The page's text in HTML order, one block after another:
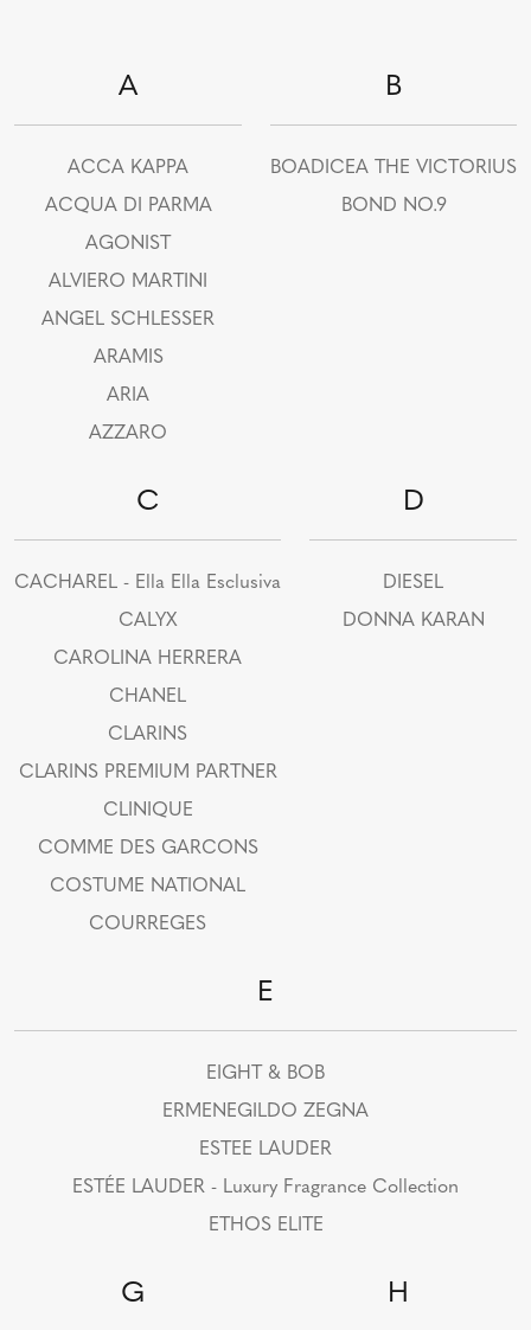
A
ACCA KAPPA
ACQUA DI PARMA
AGONIST
ALVIERO MARTINI
ANGEL SCHLESSER
ARAMIS
ARIA
AZZARO
B
BOADICEA THE VICTORIUS
BOND NO.9
C
CACHAREL - Ella Ella Esclusiva
CALYX
CAROLINA HERRERA
CHANEL
CLARINS
CLARINS PREMIUM PARTNER
CLINIQUE
COMME DES GARCONS
COSTUME NATIONAL
COURREGES
D
DIESEL
DONNA KARAN
E
EIGHT & BOB
ERMENEGILDO ZEGNA
ESTEE LAUDER
ESTÉE LAUDER - Luxury Fragrance Collection
ETHOS ELITE
G H